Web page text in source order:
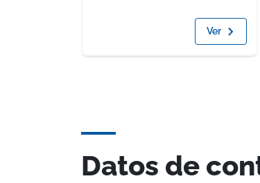
Ver
Datos de